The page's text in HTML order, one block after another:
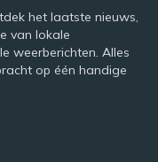
het laatste nieuws,
van lokale
weerberichten. Alles
op één handige